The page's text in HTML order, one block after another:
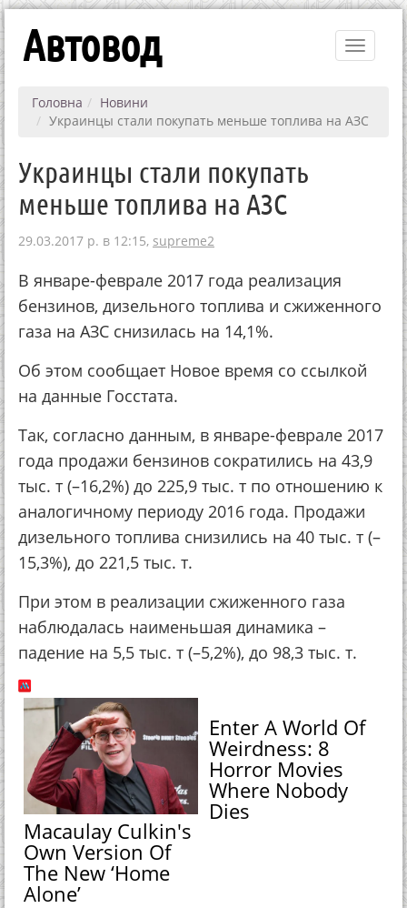
Toggle
Автовод
Головна
Новини
Украинцы стали покупать меньше топлива на АЗС
Украинцы стали покупать
меньше топлива на АЗС
29.03.2017 р. в 12:15, supreme2
В январе-феврале 2017 года реализация
бензинов, дизельного топлива и сжиженного
газа на АЗС снизилась на 14,1%.
Об этом сообщает Новое время со ссылкой
на данные Госстата.
Так, согласно данным, в январе-феврале 2017
года продажи бензинов сократились на 43,9
тыс. т (–16,2%) до 225,9 тыс. т по отношению к
аналогичному периоду 2016 года. Продажи
дизельного топлива снизились на 40 тыс. т (–
15,3%), до 221,5 тыс. т.
При этом в реализации сжиженного газа
наблюдалась наименьшая динамика –
падение на 5,5 тыс. т (–5,2%), до 98,3 тыс. т.
Macaulay Culkin's
Own Version Of
The New ‘Home
Alone’
Enter A World Of
Weirdness: 8
Horror Movies
Where Nobody
Dies